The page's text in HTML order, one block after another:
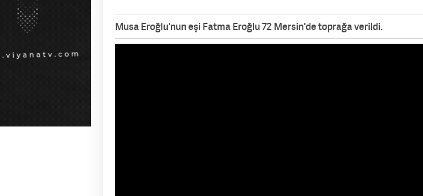
Musa Eroğlu'nun eşi Fatma Eroğlu 72 Mersin'de toprağa verildi.